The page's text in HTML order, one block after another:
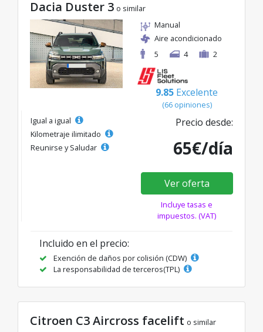
Dacia Duster 3 o similar
Manual
Aire acondicionado
5
4 2
9.85 Excelente
(66 opiniones)
Igual a igual
Kilometraje ilimitado
Reunirse y Saludar
Precio desde:
65€/día
Ver oferta
Incluye tasas e
impuestos. (VAT)
Incluido en el precio:
Exención de daños por colisión (CDW)
La responsabilidad de terceros(TPL)
Citroen C3 Aircross facelift o similar